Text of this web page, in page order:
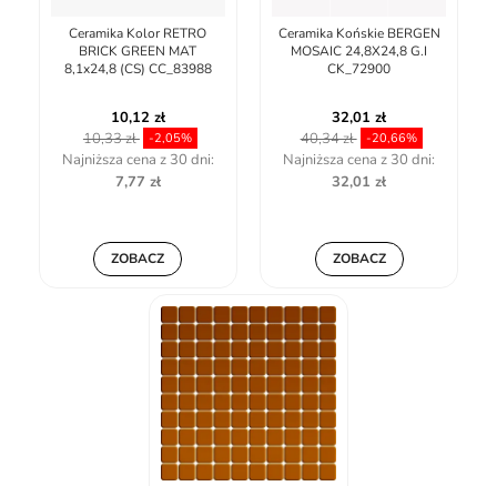
Ceramika Kolor RETRO
BRICK GREEN MAT
8,1x24,8 (CS) CC_83988
10,12 zł
10,33 zł
-2,05%
Najniższa cena z 30 dni:
7,77 zł
ZOBACZ
Ceramika Końskie BERGEN
MOSAIC 24,8X24,8 G.I
CK_72900
32,01 zł
40,34 zł
-20,66%
Najniższa cena z 30 dni:
32,01 zł
ZOBACZ